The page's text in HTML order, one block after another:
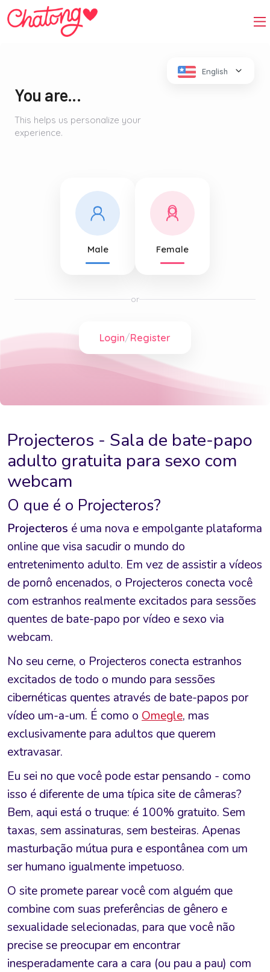
Projecteros - Sala de bate-papo
adulto gratuita para sexo com
webcam
O que é o Projecteros?
Projecteros é uma nova e empolgante plataforma
online que visa sacudir o mundo do
entretenimento adulto. Em vez de assistir a vídeos
de pornô encenados, o Projecteros conecta você
com estranhos realmente excitados para sessões
quentes de bate-papo por vídeo e sexo via
webcam.
No seu cerne, o Projecteros conecta estranhos
excitados de todo o mundo para sessões
cibernéticas quentes através de bate-papos por
vídeo um-a-um. É como o Omegle, mas
exclusivamente para adultos que querem
extravasar.
Eu sei no que você pode estar pensando - como
isso é diferente de uma típica site de câmeras?
Bem, aqui está o truque: é 100% gratuito. Sem
taxas, sem assinaturas, sem besteiras. Apenas
masturbação mútua pura e espontânea com um
ser humano igualmente impetuoso.
O site promete parear você com alguém que
combine com suas preferências de gênero e
sexualidade selecionadas, para que você não
precise se preocupar em encontrar
inesperadamente cara a cara (ou pau a pau) com